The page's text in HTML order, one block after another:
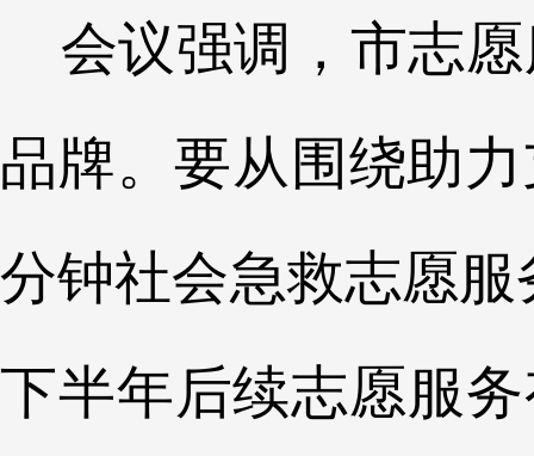
会议强调，市志愿
品牌。要从围绕助
分钟社会急救志愿服
下半年后续志愿服